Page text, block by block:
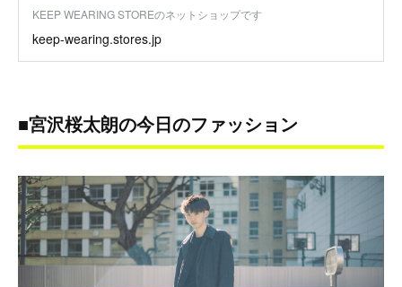
KEEP WEARING STOREのネットショップです
keep-wearing.stores.jp
■宮沢桜太朗の今日のファッション